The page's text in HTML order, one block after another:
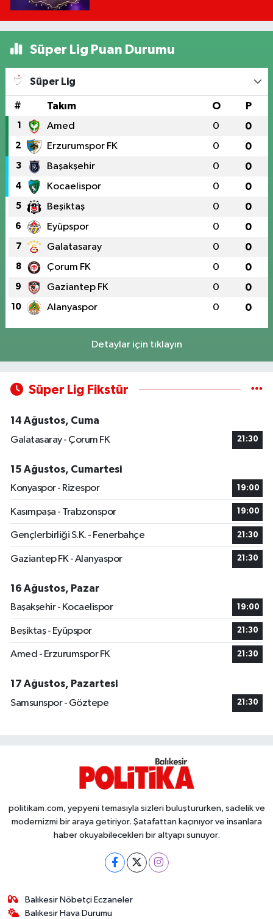
Süper Lig Puan Durumu
Süper Lig
# Takım O P
1 Amed 0 0
2 Erzurumspor FK 0 0
3 Başakşehir 0 0
4 Kocaelispor 0 0
5 Beşiktaş 0 0
6 Eyüpspor 0 0
7 Galatasaray 0 0
8 Çorum FK 0 0
9 Gaziantep FK 0 0
10 Alanyaspor 0 0
Detaylar için tıklayın
Süper Lig Fikstür
14 Ağustos, Cuma
Galatasaray - Çorum FK
21:30
15 Ağustos, Cumartesi
Konyaspor - Rizespor
19:00
Kasımpaşa - Trabzonspor 19:00
Gençlerbirliği S.K. - Fenerbahçe 21:30
Gaziantep FK - Alanyaspor 21:30
16 Ağustos, Pazar
Başakşehir - Kocaelispor
19:00
Beşiktaş - Eyüpspor 21:30
Amed - Erzurumspor FK 21:30
17 Ağustos, Pazartesi
Samsunspor - Göztepe
21:30
politikam.com, yepyeni temasıyla sizleri buluştururken, sadelik ve
modernizmi bir araya getiriyor. Şatafattan kaçınıyor ve insanlara
haber okuyabilecekleri bir altyapı sunuyor.
Balıkesir Nöbetçi Eczaneler
Balıkesir Hava Durumu